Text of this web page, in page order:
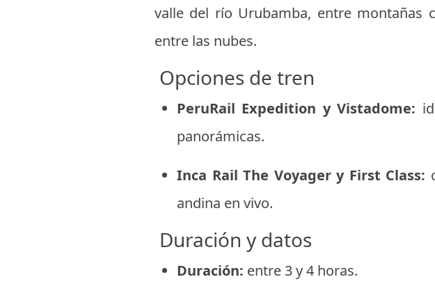
valle del río Urubamba, entre montañas
entre las nubes.
Opciones de tren
PeruRail Expedition y Vistadome:
panorámicas.
Inca Rail The Voyager y First Class:
andina en vivo.
Duración y datos
Duración: entre 3 y 4 horas.